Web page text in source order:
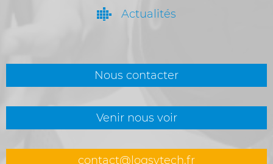
Actualités
Nous contacter
Venir nous voir
contact@logsytech.fr